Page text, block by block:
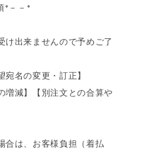
*－－*
出来ませんので予めご了
宛名の変更・訂正】
増減】【別注文との合算や
合は、お客様負担（着払